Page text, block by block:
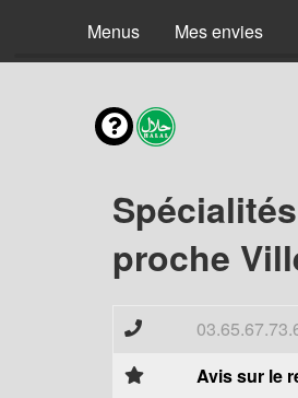
Menus Mes envies
proche
Avis sur le